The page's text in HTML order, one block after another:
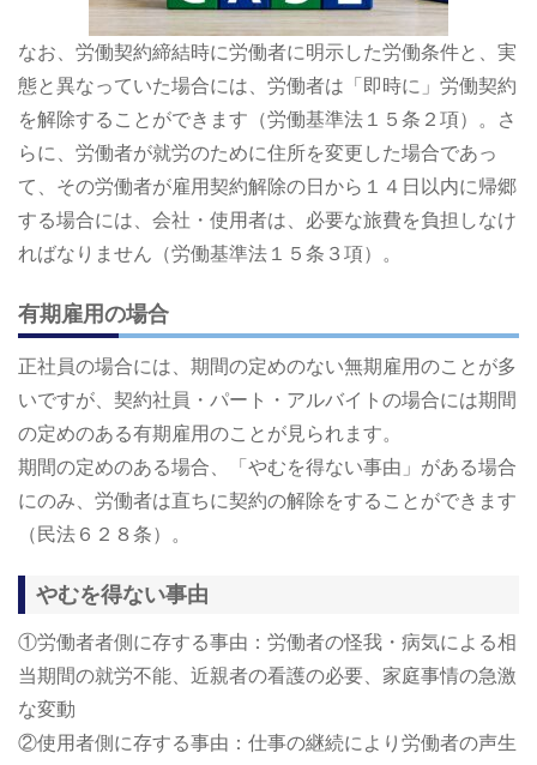
なお、労働契約締結時に労働者に明示した労働条件と、実
態と異なっていた場合には、労働者は「即時に」労働契約
を解除することができます（労働基準法１５条２項）。さ
らに、労働者が就労のために住所を変更した場合であっ
て、その労働者が雇用契約解除の日から１４日以内に帰郷
する場合には、会社・使用者は、必要な旅費を負担しなけ
ればなりません（労働基準法１５条３項）。
有期雇用の場合
正社員の場合には、期間の定めのない無期雇用のことが多
いですが、契約社員・パート・アルバイトの場合には期間
の定めのある有期雇用のことが見られます。
期間の定めのある場合、「やむを得ない事由」がある場合
にのみ、労働者は直ちに契約の解除をすることができます
（民法６２８条）。
やむを得ない事由
①労働者者側に存する事由：労働者の怪我・病気による相
当期間の就労不能、近親者の看護の必要、家庭事情の急激
な変動
②使用者側に存する事由：仕事の継続により労働者の声生